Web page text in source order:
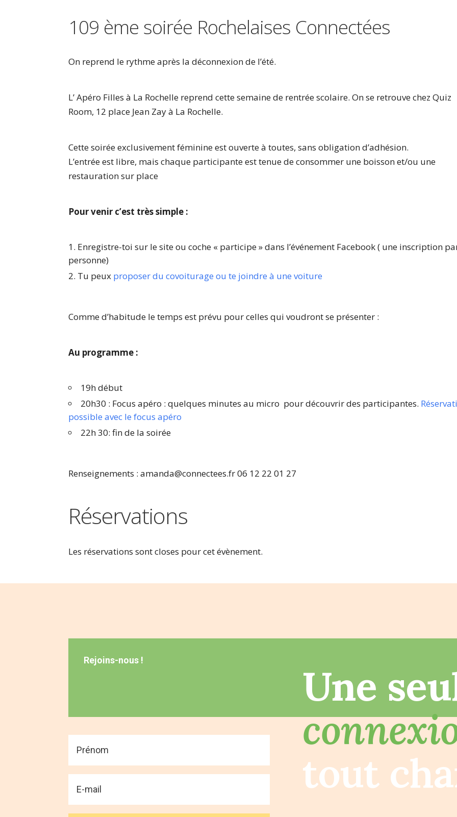
109 ème soirée Rochelaises Connectées
On reprend le rythme après la déconnexion de l’été.
L’ Apéro Filles à La Rochelle reprend cette semaine de rentrée scolaire. On se retrouve chez Quiz
Room, 12 place Jean Zay à La Rochelle.
Cette soirée exclusivement féminine est ouverte à toutes, sans obligation d’adhésion.
L’entrée est libre, mais chaque participante est tenue de consommer une boisson et/ou une
restauration sur place
Pour venir c’est très simple :
Enregistre-toi sur le site ou coche « participe » dans l’événement Facebook ( une inscription
personne)
Tu peux proposer du covoiturage ou te joindre à une voiture
Comme d’habitude le temps est prévu pour celles qui voudront se présenter :
Au programme :
19h début
20h30 : Focus apéro : quelques minutes au micro pour découvrir des participantes.
possible avec le focus apéro
22h 30: fin de la soirée
Renseignements :amanda@connectees.fr06 12 22 01 27
Réservations
Les réservations sont closes pour cet évènement.
Rejoins-nous !
Une
tout